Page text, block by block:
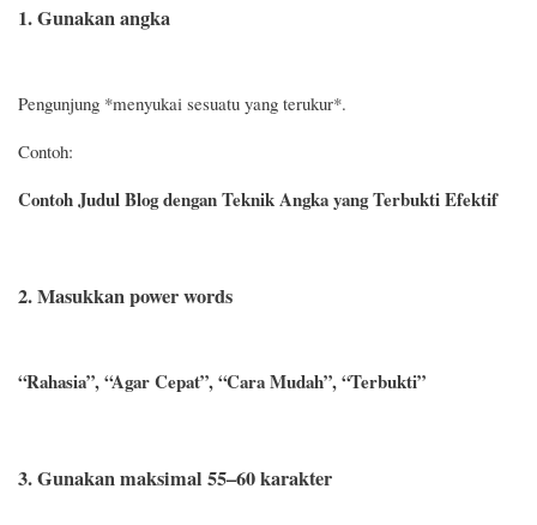
1. Gunakan angka
Pengunjung *menyukai sesuatu yang terukur*.
Contoh:
Contoh Judul Blog dengan Teknik Angka yang Terbukti Efektif
2. Masukkan power words
“Rahasia”, “Agar Cepat”, “Cara Mudah”, “Terbukti”
3. Gunakan maksimal 55–60 karakter